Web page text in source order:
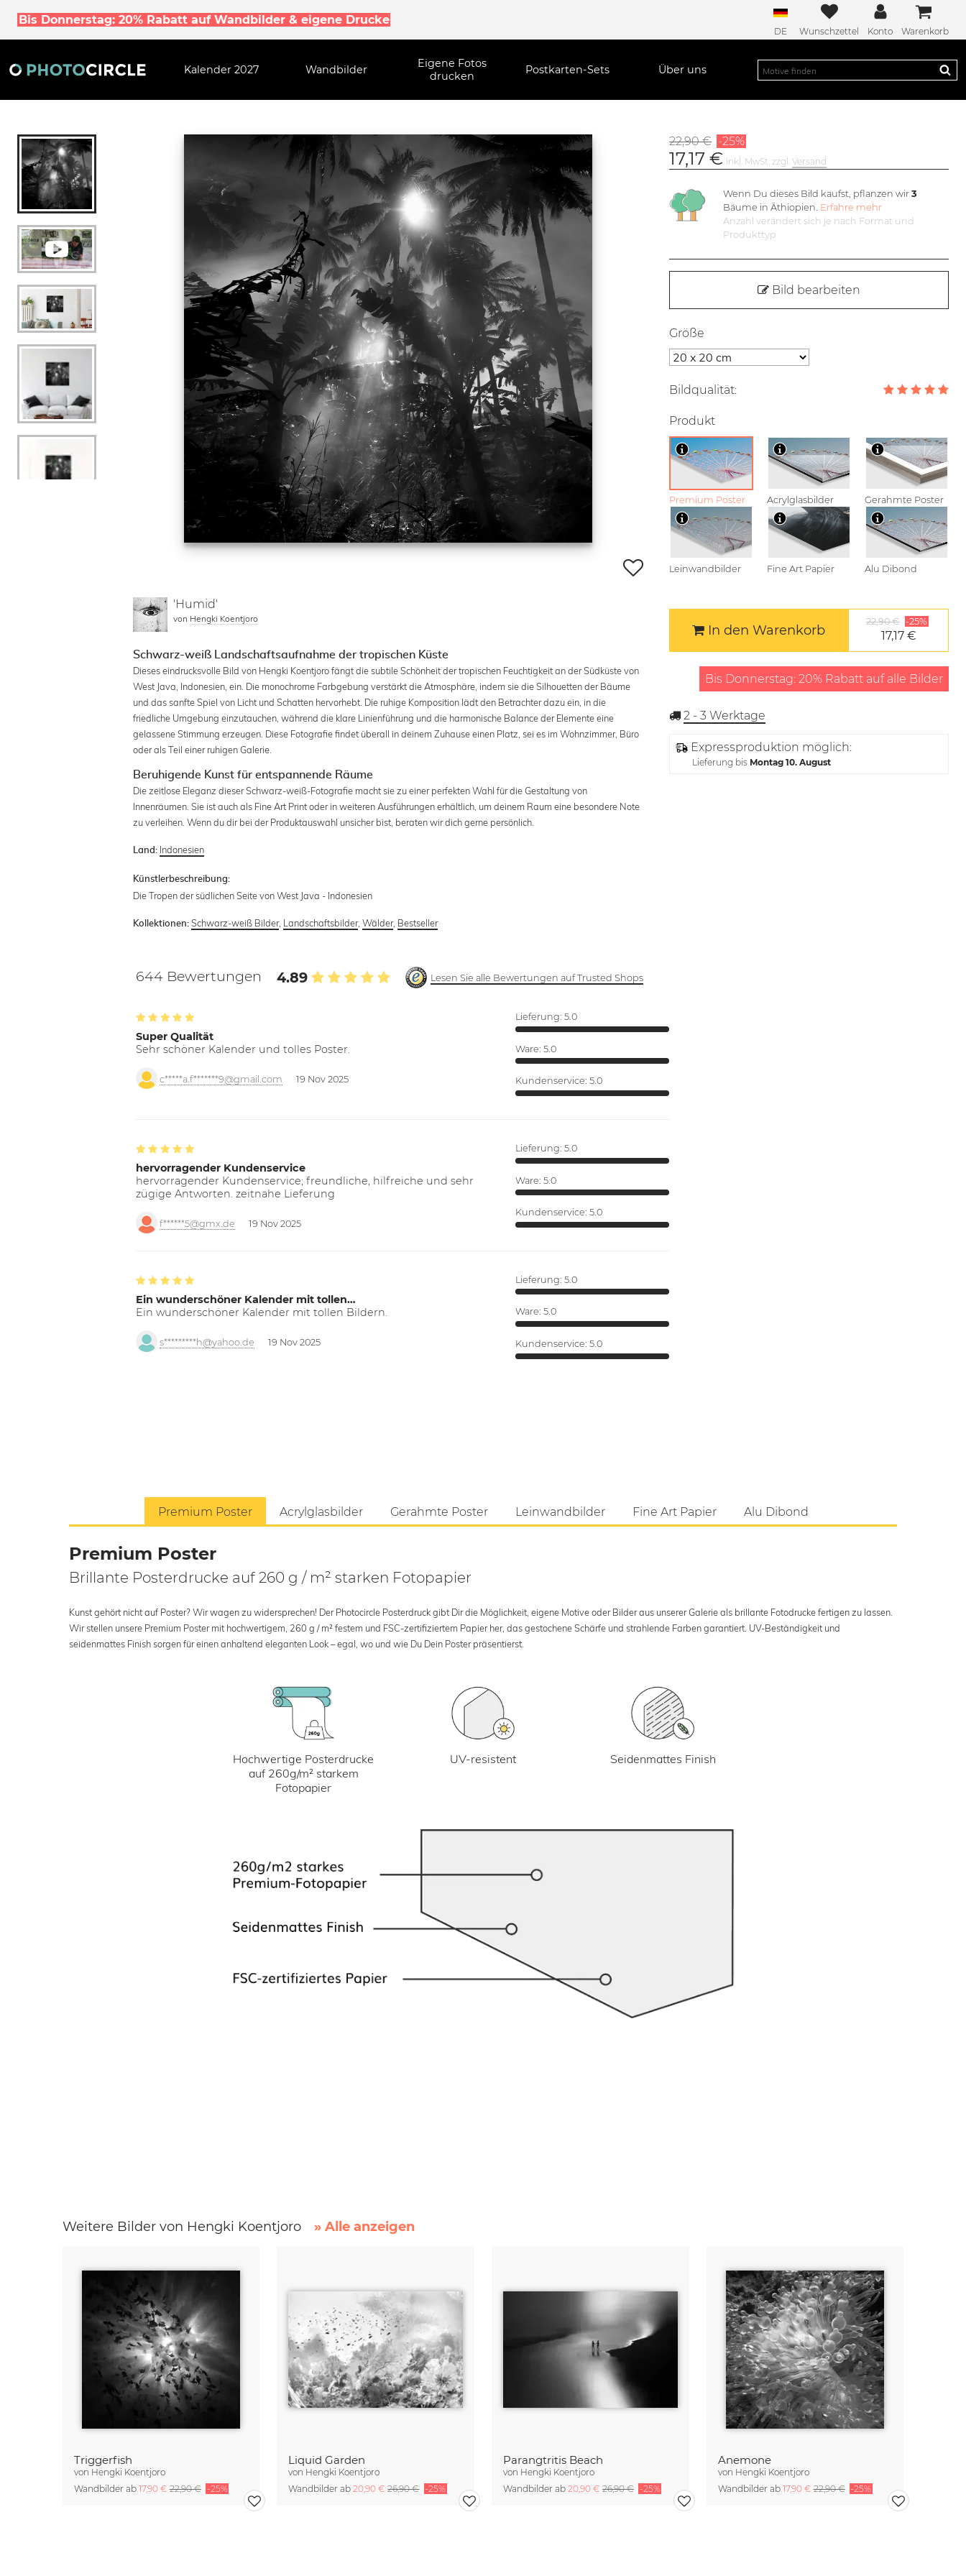
Bis Donnerstag: 20% Rabatt auf Wandbilder & eigene Drucke
DE Wunschzettel Konto Warenkorb
Kalender 2027 Wandbilder
Eigene Fotos
drucken
Postkarten-Sets Über uns
'Humid'
von Hengki Koentjoro
Schwarz-weiß Landschaftsaufnahme der tropischen Küste
Dieses eindrucksvolle Bild von Hengki Koentjoro fängt die subtile Schönheit der tropischen Feuchtigkeit an der Südküste von
West Java, Indonesien, ein. Die monochrome Farbgebung verstärkt die Atmosphäre, indem sie die Silhouetten der Bäume
und das sanfte Spiel von Licht und Schatten hervorhebt. Die ruhige Komposition lädt den Betrachter dazu ein, in die
friedliche Umgebung einzutauchen, während die klare Linienführung und die harmonische Balance der Elemente eine
gelassene Stimmung erzeugen. Diese Fotografie findet überall in deinem Zuhause einen Platz, sei es im Wohnzimmer, Büro
oder als Teil einer ruhigen Galerie.
Beruhigende Kunst für entspannende Räume
Die zeitlose Eleganz dieser Schwarz-weiß-Fotografie macht sie zu einer perfekten Wahl für die Gestaltung von
Innenräumen. Sie ist auch als Fine Art Print oder in weiteren Ausführungen erhältlich, um deinem Raum eine besondere Note
zu verleihen. Wenn du dir bei der Produktauswahl unsicher bist, beraten wir dich gerne persönlich.
Land: Indonesien
Künstlerbeschreibung:
Die Tropen der südlichen Seite von West Java - Indonesien
Kollektionen: Schwarz-weiß Bilder, Landschaftsbilder,Wälder, Bestseller
644 Bewertungen 4.89 Lesen Sie alle Bewertungen auf Trusted Shops
Super Qualität
Sehr schöner Kalender und tolles Poster.
c*****a.f*******9@gmail.com 19 Nov 2025
Lieferung: 5.0
Ware: 5.0
Kundenservice: 5.0
hervorragender Kundenservice
hervorragender Kundenservice; freundliche, hilfreiche und sehr
zügige Antworten. zeitnahe Lieferung
f******5@gmx.de 19 Nov 2025
Lieferung: 5.0
Ware: 5.0
Kundenservice: 5.0
Ein wunderschöner Kalender mit tollen…
Ein wunderschöner Kalender mit tollen Bildern.
s*********h@yahoo.de 19 Nov 2025
Lieferung: 5.0
Ware: 5.0
Kundenservice: 5.0
22,90 € -25%
17,17 € inkl. MwSt. zzgl.Versand
Wenn Du dieses Bild kaufst, pflanzen wir3
Bäume in Äthiopien. Erfahre mehr
Anzahl verändert sich je nach Format und
Produkttyp
Bild bearbeiten
Größe
Bildqualität:
Produkt
Premium Poster Acrylglasbilder Gerahmte Poster
Leinwandbilder Fine Art Papier Alu Dibond
In den Warenkorb
22,90 € -25%
17,17 €
Bis Donnerstag: 20% Rabatt auf alle Bilder
2 - 3 Werktage
Expressproduktion möglich:
Lieferung bis Montag 10. August
Premium Poster Acrylglasbilder Gerahmte Poster Leinwandbilder Fine Art Papier Alu Dibond
Premium Poster
Brillante Posterdrucke auf 260 g / m² starken Fotopapier
Kunst gehört nicht auf Poster? Wir wagen zu widersprechen! Der Photocircle Posterdruck gibt Dir die Möglichkeit, eigene Motive oder Bilder aus unserer Galerie als brillante Fotodrucke fertigen zu lassen.
Wir stellen unsere Premium Poster mit hochwertigem, 260 g / m² festem und FSC-zertifiziertem Papier her, das gestochene Schärfe und strahlende Farben garantiert. UV-Beständigkeit und
seidenmattes Finish sorgen für einen anhaltend eleganten Look – egal, wo und wie Du Dein Poster präsentierst.
Hochwertige Posterdrucke
auf 260g/m² starkem
Fotopapier
UV-resistent Seidenmattes Finish
Weitere Bilder von Hengki Koentjoro » Alle anzeigen
Triggerfish
von Hengki Koentjoro
Wandbilder ab 17,90 €22,90 € -25%
Liquid Garden
von Hengki Koentjoro
Wandbilder ab20,90 €26,90 € -25%
Parangtritis Beach
von Hengki Koentjoro
Wandbilder ab 20,90 € 26,90 € -25%
Anemone
von Hengki Koentjoro
Wandbilder ab 17,90 €22,90 € -25%